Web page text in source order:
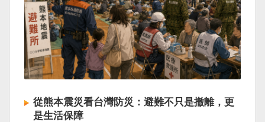
從熊本震災看台灣防災：避難不只是撤離，更
是生活保障